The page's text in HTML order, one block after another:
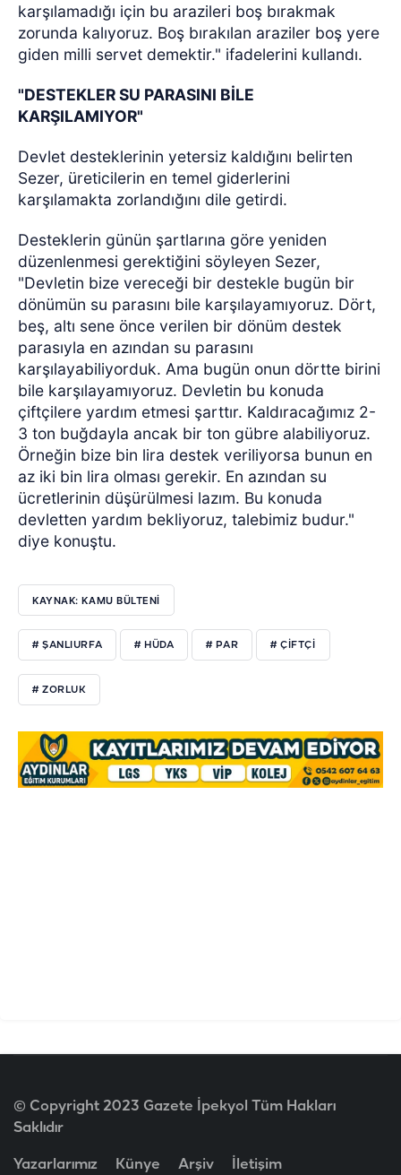
karşılamadığı için bu arazileri boş bırakmak
zorunda kalıyoruz. Boş bırakılan araziler boş yere
giden milli servet demektir." ifadelerini kullandı.
"DESTEKLER SU PARASINI BİLE
KARŞILAMIYOR"
Devlet desteklerinin yetersiz kaldığını belirten
Sezer, üreticilerin en temel giderlerini
karşılamakta zorlandığını dile getirdi.
Desteklerin günün şartlarına göre yeniden
düzenlenmesi gerektiğini söyleyen Sezer,
"Devletin bize vereceği bir destekle bugün bir
dönümün su parasını bile karşılayamıyoruz. Dört,
beş, altı sene önce verilen bir dönüm destek
parasıyla en azından su parasını
karşılayabiliyorduk. Ama bugün onun dörtte birini
bile karşılayamıyoruz. Devletin bu konuda
çiftçilere yardım etmesi şarttır. Kaldıracağımız 2-
3 ton buğdayla ancak bir ton gübre alabiliyoruz.
Örneğin bize bin lira destek veriliyorsa bunun en
az iki bin lira olması gerekir. En azından su
ücretlerinin düşürülmesi lazım. Bu konuda
devletten yardım bekliyoruz, talebimiz budur."
diye konuştu.
KAYNAK: KAMU BÜLTENİ
# ŞANLIURFA # HÜDA # PAR # ÇİFTÇİ
# ZORLUK
© Copyright 2023 Gazete İpekyol Tüm Hakları
Saklıdır
Yazarlarımız Künye Arşiv İletişim